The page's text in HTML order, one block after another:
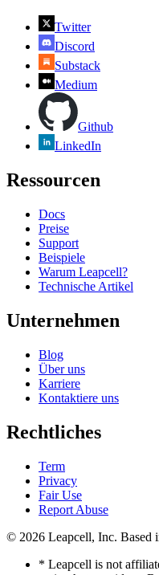
Twitter
Discord
Substack
Medium
Github
LinkedIn
Ressourcen
Docs
Preise
Support
Beispiele
Warum Leapcell?
Technische Artikel
Unternehmen
Blog
Über uns
Karriere
Kontaktiere uns
Rechtliches
Term
Privacy
Fair Use
Report Abuse
© 2026 Leapcell, Inc. Based
* Leapcell is not